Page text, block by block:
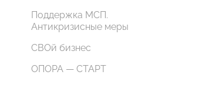
Поддержка МСП.
Антикризисные меры
СВОй бизнес
ОПОРА — СТАРТ